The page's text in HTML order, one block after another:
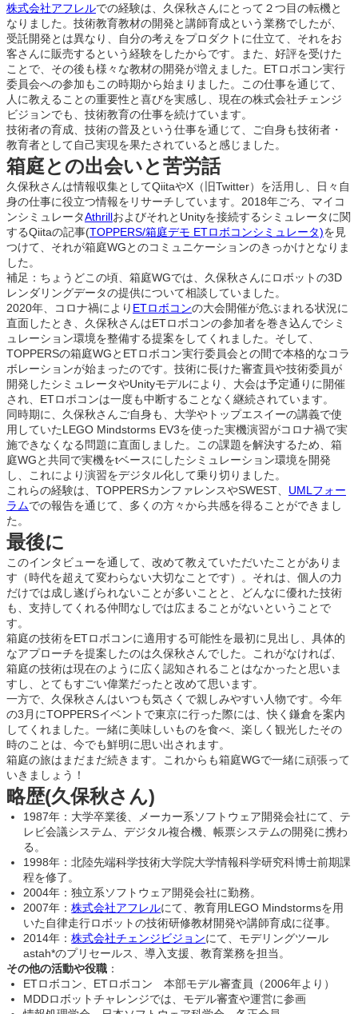
株式会社アフレルでの経験は、久保秋さんにとって２つ目の転機と
なりました。技術教育教材の開発と講師育成という業務でしたが、
受託開発とは異なり、自分の考えをプロダクトに仕立て、それをお
客さんに販売するという経験をしたからです。また、好評を受けた
ことで、その後も様々な教材の開発が増えました。ETロボコン実行
委員会への参加もこの時期から始まりました。この仕事を通じて、
人に教えることの重要性と喜びを実感し、現在の株式会社チェンジ
ビジョンでも、技術教育の仕事を続けています。
技術者の育成、技術の普及という仕事を通じて、ご自身も技術者・
教育者として自己実現を果たされていると感じました。
箱庭との出会いと苦労話
久保秋さんは情報収集としてQiitaやX（旧Twitter）を活用し、日々自
身の仕事に役立つ情報をリサーチしています。2018年ごろ、マイコ
ンシミュレータAthrillおよびそれとUnityを接続するシミュレータに関
するQiitaの記事(TOPPERS/箱庭デモ ETロボコンシミュレータ)を見
つけて、それが箱庭WGとのコミュニケーションのきっかけとなりま
した。
補足：ちょうどこの頃、箱庭WGでは、久保秋さんにロボットの3D
レンダリングデータの提供について相談していました。
2020年、コロナ禍により ETロボコンの大会開催が危ぶまれる状況に
直面したとき、久保秋さんはETロボコンの参加者を巻き込んでシミ
ュレーション環境を整備する提案をしてくれました。そして、
TOPPERSの箱庭WGとETロボコン実行委員会との間で本格的なコラ
ボレーションが始まったのです。技術に長けた審査員や技術委員が
開発したシミュレータやUnityモデルにより、大会は予定通りに開催
され、ETロボコンは一度も中断することなく継続されています。
同時期に、久保秋さんご自身も、大学やトップエスイーの講義で使
用していたLEGO Mindstorms EV3を使った実機演習がコロナ禍で実
施できなくなる問題に直面しました。この課題を解決するため、箱
庭WGと共同で実機をtベースにしたシミュレーション環境を開発
し、これにより演習をデジタル化して乗り切りました。
これらの経験は、TOPPERSカンファレンスやSWEST、 UMLフォー
ラムでの報告を通じて、多くの方々から共感を得ることができまし
た。
最後に
このインタビューを通して、改めて教えていただいたことがありま
す（時代を超えて変わらない大切なことです）。それは、個人の力
だけでは成し遂げられないことが多いことと、どんなに優れた技術
も、支持してくれる仲間なしでは広まることがないということで
す。
箱庭の技術をETロボコンに適用する可能性を最初に見出し、具体的
なアプローチを提案したのは久保秋さんでした。これがなければ、
箱庭の技術は現在のように広く認知されることはなかったと思いま
すし、とてもすごい偉業だったと改めて思います。
一方で、久保秋さんはいつも気さくで親しみやすい人物です。今年
の3月にTOPPERSイベントで東京に行った際には、快く鎌倉を案内
してくれました。一緒に美味しいものを食べ、楽しく観光したその
時のことは、今でも鮮明に思い出されます。
箱庭の旅はまだまだ続きます。これからも箱庭WGで一緒に頑張って
いきましょう！
略歴(久保秋さん)
1987年：大学卒業後、メーカー系ソフトウェア開発会社にて、テ
レビ会議システム、デジタル複合機、帳票システムの開発に携わ
る。
1998年：北陸先端科学技術大学院大学情報科学研究科博士前期課
程を修了。
2004年：独立系ソフトウェア開発会社に勤務。
2007年：株式会社アフレルにて、教育用LEGO Mindstormsを用
いた自律走行ロボットの技術研修教材開発や講師育成に従事。
2014年：株式会社チェンジビジョンにて、モデリングツール
astah*のプリセールス、導入支援、教育業務を担当。
その他の活動や役職 ：
ETロボコン、ETロボコン 本部モデル審査員（2006年より）
MDDロボットチャレンジでは、モデル審査や運営に参画